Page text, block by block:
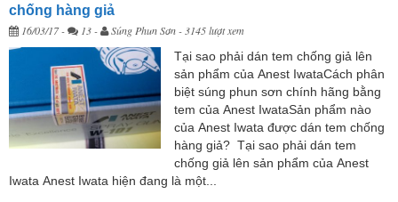
chống hàng giả
16/03/17- 13 - Súng Phun Sơn- 3145 lượt xem
Tại sao phải dán tem chống giả lên
sản phẩm của Anest IwataCách phân
biệt súng phun sơn chính hãng bằng
tem của Anest IwataSản phẩm nào
của Anest Iwata được dán tem chống
hàng giả? Tại sao phải dán tem
chống giả lên sản phẩm của Anest
Iwata Anest Iwata hiện đang là một...